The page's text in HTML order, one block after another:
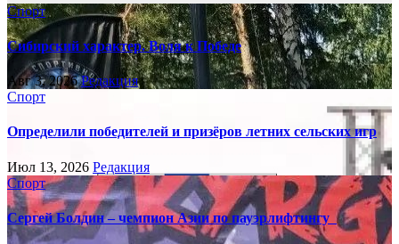
Спорт
Сибирский характер. Воля к Победе
Авг 3, 2026Редакция
Спорт
Определили победителей и призёров летних сельских игр
Июл 13, 2026 Редакция
Спорт
Сергей Болдин – чемпион Азии по пауэрлифтингу